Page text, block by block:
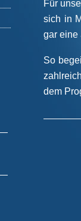
Für
sich in
gar eine
So
dem